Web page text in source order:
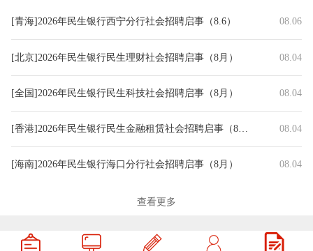
[青海]2026年民生银行西宁分行社会招聘启事（8.6） 08.06
[北京]2026年民生银行民生理财社会招聘启事（8月） 08.04
[全国]2026年民生银行民生科技社会招聘启事（8月） 08.04
[香港]2026年民生银行民生金融租赁社会招聘启事（8月） 08.04
[海南]2026年民生银行海口分行社会招聘启事（8月） 08.04
[宁夏]2026年民生银行银川分行社会招聘启事（8月）
[青海]2026年民生银行西宁分行社会招聘启事（8月） 08.04
查看更多